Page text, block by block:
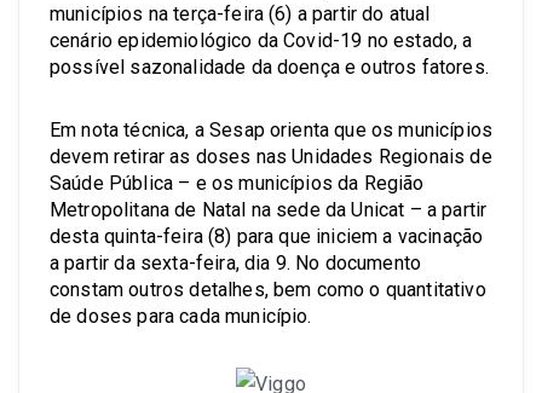
municípios na terça-feira (6) a partir do atual
cenário epidemiológico da Covid-19 no estado, a
possível sazonalidade da doença e outros fatores.
Em nota técnica, a Sesap orienta que os municípios
devem retirar as doses nas Unidades Regionais de
Saúde Pública – e os municípios da Região
Metropolitana de Natal na sede da Unicat – a partir
desta quinta-feira (8) para que iniciem a vacinação
a partir da sexta-feira, dia 9. No documento
constam outros detalhes, bem como o quantitativo
de doses para cada município.